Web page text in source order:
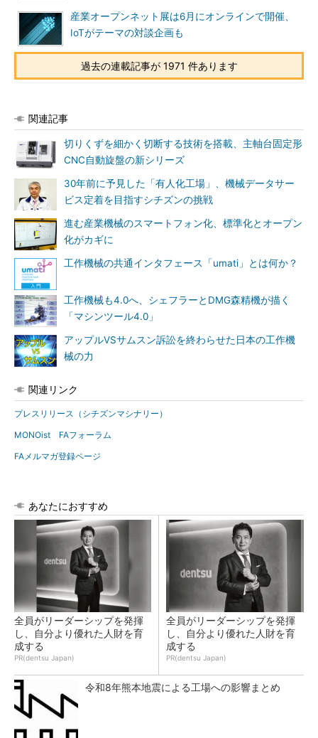
産業オープンネット展は6月にオンラインで開催、
IoTがテーマの対談企画も
過去の連載記事が 1971 件あります
関連記事
切りくずを細かく切断する技術を搭載、主軸台固定形
CNC自動旋盤の新シリーズ
30年前に予見した「有人化工場」、機械データサー
ビス定着を目指すシチズンの挑戦
進む産業機械のスマートフォン化、標準化とオープン
化がカギに
工作機械の共通インタフェース「umati」とは何か？
工作機械も4.0へ、シェフラーとDMG森精機が描く
「マシンツール4.0」
アップルVSサムスン訴訟を終わらせた日本の工作機
械の力
関連リンク
プレスリリース（シチズンマシナリー）
MONOist FAフォーラム
FAメルマガ登録ページ
あなたにおすすめ
全員がリーダーシップを発揮
し、自分より優れた人財を育
成する
PR(dentsu Japan)
全員がリーダーシップを発揮
し、自分より優れた人財を育
成する
PR(dentsu Japan)
令和8年熊本地震による工場への影響まとめ